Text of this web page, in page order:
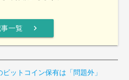
一覧 chevron_right
ットコイン保有は「問題外」